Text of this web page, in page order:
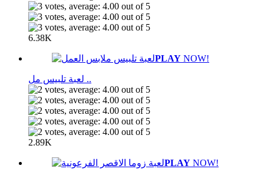
6.38K
PLAY NOW!
لعبة تلبيس مل ..
2.89K
PLAY NOW!